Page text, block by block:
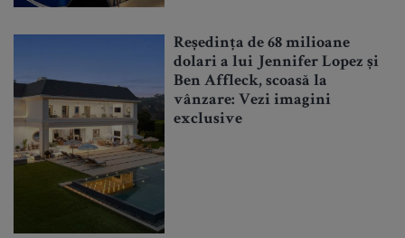
Reședința de 68 milioane
dolari a lui Jennifer Lopez și
Ben Affleck, scoasă la
vânzare: Vezi imagini
exclusive